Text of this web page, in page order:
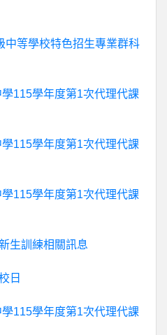
中等學校特色招生專業群科
115學年度第1次代理代課
115學年度第1次代理代課
115學年度第1次代理代課
生訓練相關訊息
日
115學年度第1次代理代課